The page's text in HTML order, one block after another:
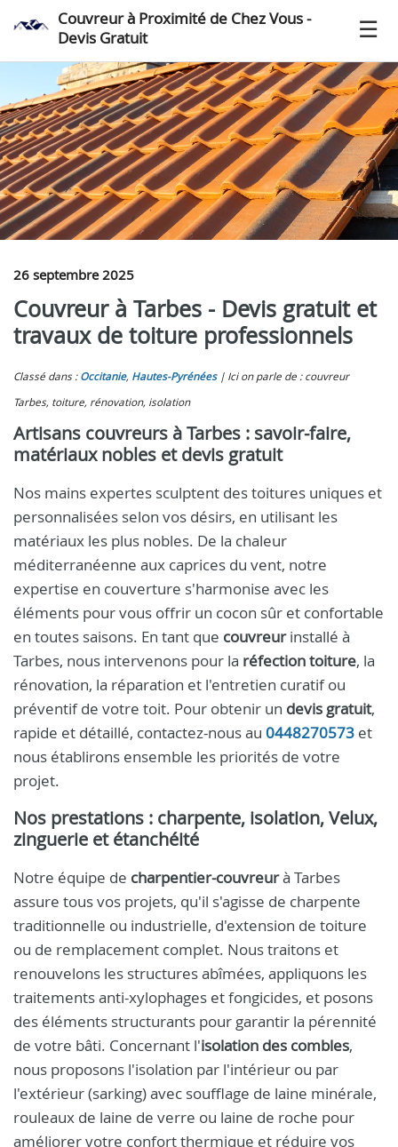
Couvreur à Proximité de Chez Vous -
Devis Gratuit
26 septembre 2025
Couvreur à Tarbes - Devis gratuit et
travaux de toiture professionnels
Classé dans : Occitanie, Hautes-Pyrénées
Ici on parle de : couvreur
Tarbes, toiture, rénovation, isolation
Artisans couvreurs à Tarbes : savoir-faire,
matériaux nobles et devis gratuit
Nos mains expertes sculptent des toitures uniques et
personnalisées selon vos désirs, en utilisant les
matériaux les plus nobles. De la chaleur
méditerranéenne aux caprices du vent, notre
expertise en couverture s'harmonise avec les
éléments pour vous offrir un cocon sûr et confortable
en toutes saisons. En tant que couvreurinstallé à
Tarbes, nous intervenons pour la réfection toiture, la
rénovation, la réparation et l'entretien curatif ou
préventif de votre toit. Pour obtenir un devis gratuit,
rapide et détaillé, contactez-nous au 0448270573 et
nous établirons ensemble les priorités de votre
projet.
Nos prestations : charpente, isolation, Velux,
zinguerie et étanchéité
Notre équipe de charpentier-couvreurà Tarbes
assure tous vos projets, qu'il s'agisse de charpente
traditionnelle ou industrielle, d'extension de toiture
ou de remplacement complet. Nous traitons et
renouvelons les structures abîmées, appliquons les
traitements anti-xylophages et fongicides, et posons
des éléments structurants pour garantir la pérennité
de votre bâti. Concernant l'isolation des combles,
nous proposons l'isolation par l'intérieur ou par
l'extérieur (sarking) avec soufflage de laine minérale,
rouleaux de laine de verre ou laine de roche pour
améliorer votre confort thermique et réduire vos